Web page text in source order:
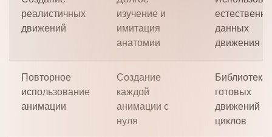
реалистичных
движений
изучение и
имитация
анатомии
данных
движения
Повторное
использование
анимации
Создание
каждой
анимации с
нуля
Библиотека
готовых
движений и
циклов